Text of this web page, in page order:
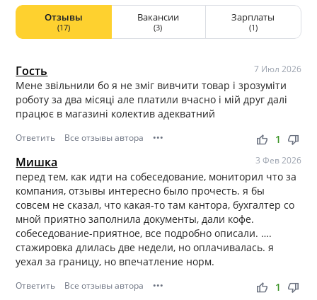
Отзывы
(17)
Вакансии
(3)
Зарплаты
(1)
Гость 7 Июл 2026
Мене звільнили бо я не зміг вивчити товар і зрозуміти
роботу за два місяці але платили вчасно і мій друг далі
працює в магазині колектив адекватний
Ответить Все отзывы автора ••• thumb_up thumb_down
1
Мишка 3 Фев 2026
перед тем, как идти на собеседование, мониторил что за
компания, отзывы интересно было прочесть. я бы
совсем не сказал, что какая-то там кантора, бухгалтер со
мной приятно заполнила документы, дали кофе.
собеседование-приятное, все подробно описали. ….
стажировка длилась две недели, но оплачивалась. я
уехал за границу, но впечатление норм.
Ответить Все отзывы автора ••• thumb_up thumb_down
1